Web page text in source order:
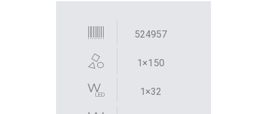
524957
1×150
1×32